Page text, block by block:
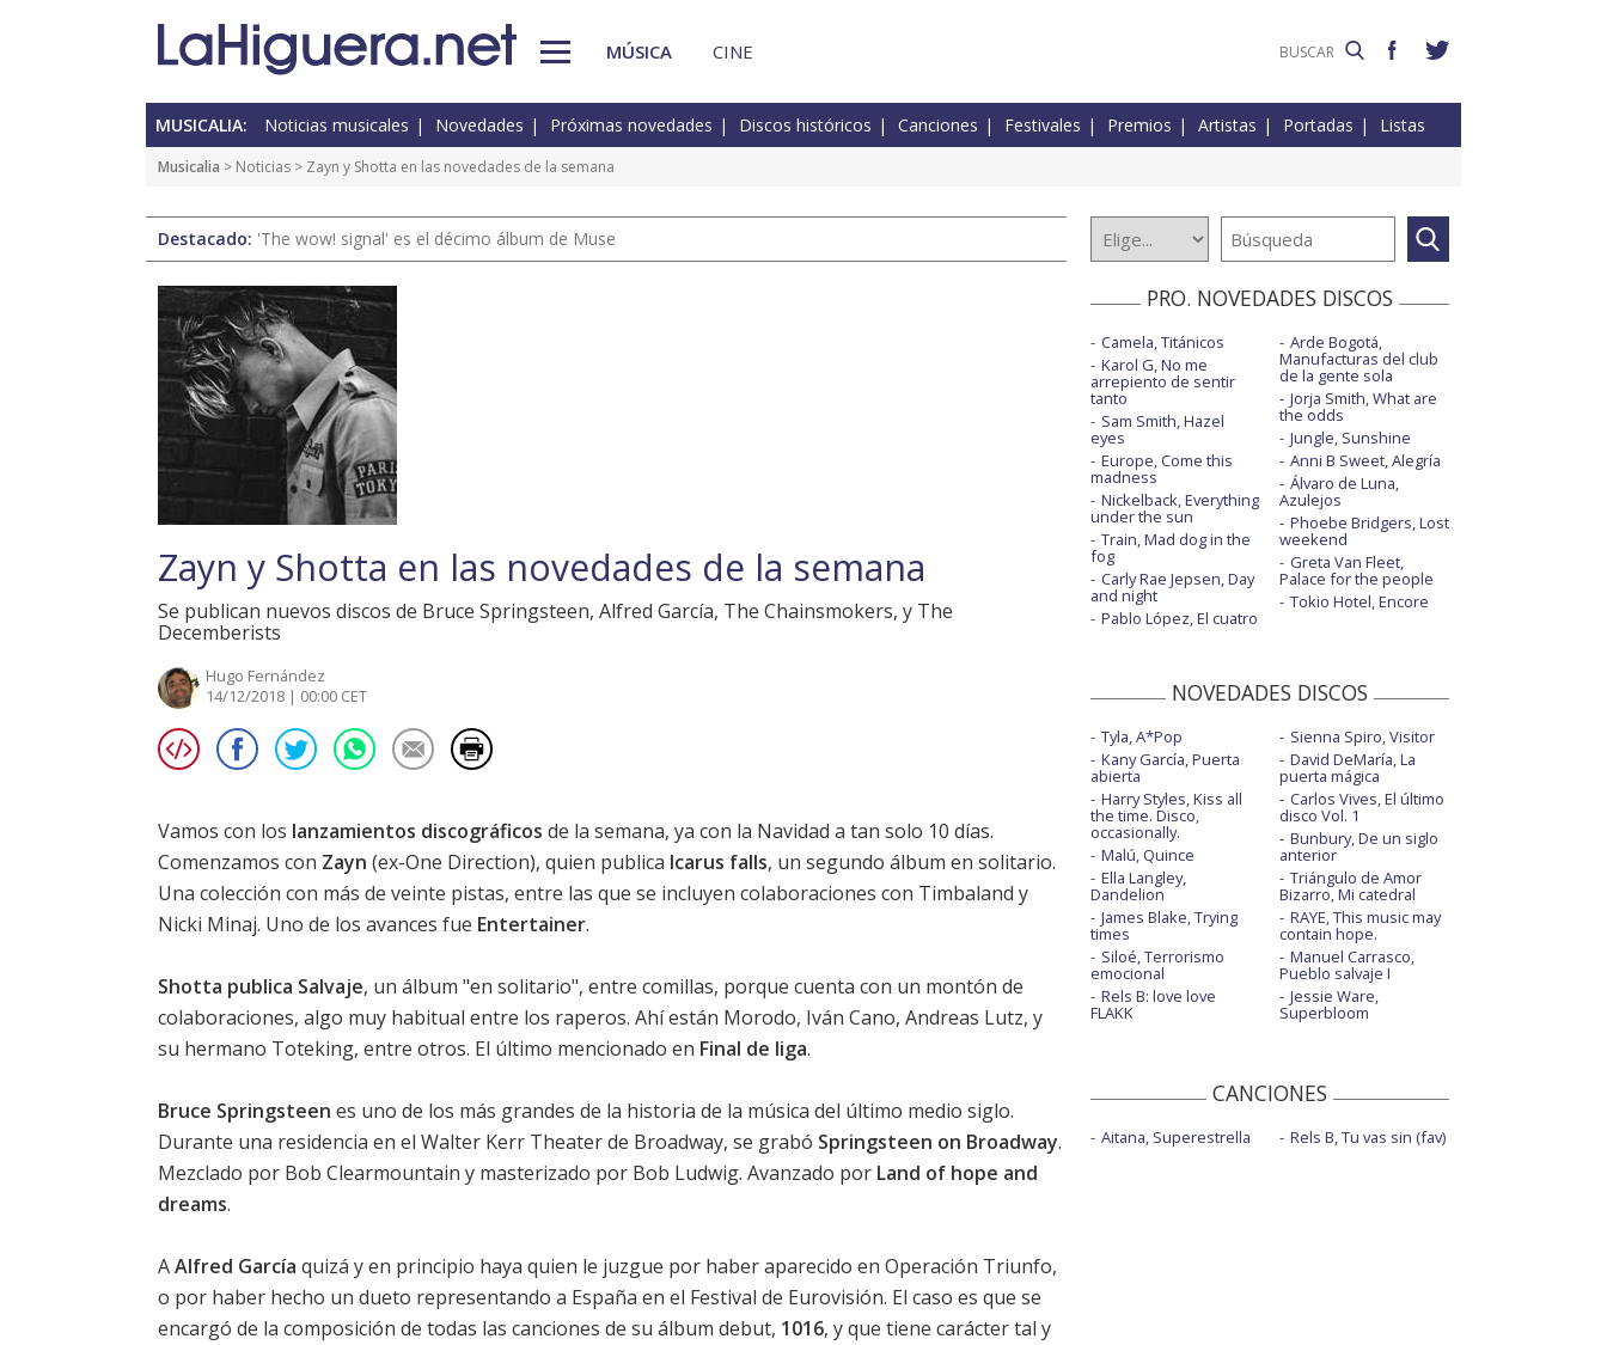
MÚSICA CINE
MUSICALIA: Noticias musicales Novedades Próximas novedades Discos históricos Canciones Festivales Premios Artistas Portadas Listas
Musicalia > Noticias > Zayn y Shotta en las novedades de la semana
Destacado: 'The wow! signal' es el décimo álbum de Muse
Zayn y Shotta en las novedades de la semana
Se publican nuevos discos de Bruce Springsteen, Alfred García, The Chainsmokers, y The
Decemberists
Hugo Fernández
14/12/2018 | 00:00 CET
Vamos con los lanzamientos discográficos de la semana, ya con la Navidad a tan solo 10 días.
Comenzamos con Zayn (ex-One Direction), quien publica Icarus falls, un segundo álbum en solitario.
Una colección con más de veinte pistas, entre las que se incluyen colaboraciones con Timbaland y
Nicki Minaj. Uno de los avances fue Entertainer.
Shotta publica Salvaje, un álbum "en solitario", entre comillas, porque cuenta con un montón de
colaboraciones, algo muy habitual entre los raperos. Ahí están Morodo, Iván Cano, Andreas Lutz, y
su hermano Toteking, entre otros. El último mencionado en Final de liga.
Bruce Springsteen es uno de los más grandes de la historia de la música del último medio siglo.
Durante una residencia en el Walter Kerr Theater de Broadway, se grabó Springsteen on Broadway.
Mezclado por Bob Clearmountain y masterizado por Bob Ludwig. Avanzado por Land of hope and
dreams.
AAlfred García quizá y en principio haya quien le juzgue por haber aparecido en Operación Triunfo,
o por haber hecho un dueto representando a España en el Festival de Eurovisión. El caso es que se
encargó de la composición de todas las canciones de su álbum debut, 1016, y que tiene carácter tal y
PRO. NOVEDADES DISCOS
Camela, Titánicos
Karol G, No me
arrepiento de sentir
tanto
Sam Smith, Hazel
eyes
Europe, Come this
madness
Nickelback, Everything
under the sun
Train, Mad dog in the
fog
Carly Rae Jepsen, Day
and night
Pablo López, El cuatro
Arde Bogotá,
Manufacturas del club
de la gente sola
Jorja Smith, What are
the odds
Jungle, Sunshine
Anni B Sweet, Alegría
Álvaro de Luna,
Azulejos
Phoebe Bridgers, Lost
weekend
Greta Van Fleet,
Palace for the people
Tokio Hotel, Encore
NOVEDADES DISCOS
Tyla, A*Pop
Kany García, Puerta
abierta
Harry Styles, Kiss all
the time. Disco,
occasionally.
Malú, Quince
Ella Langley,
Dandelion
James Blake, Trying
times
Siloé, Terrorismo
emocional
Rels B: love love
FLAKK
Sienna Spiro, Visitor
David DeMaría, La
puerta mágica
Carlos Vives, El último
disco Vol. 1
Bunbury, De un siglo
anterior
Triángulo de Amor
Bizarro, Mi catedral
RAYE, This music may
contain hope.
Manuel Carrasco,
Pueblo salvaje I
Jessie Ware,
Superbloom
CANCIONES
Aitana, Superestrella Rels B, Tu vas sin (fav)